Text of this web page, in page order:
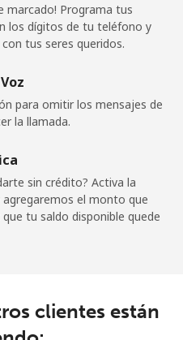
19 min por ⁦€10⁩
21 min por ⁦€10⁩
29 min por ⁦€10⁩
34 min por ⁦€10⁩ ⁦13¢⁩
marcado! Programa tus
los dígitos de tu teléfono y
tus seres queridos.
para omitir los mensajes de
la llamada.
sin crédito? Activa la
el monto que
tu saldo disponible quede
clientes están